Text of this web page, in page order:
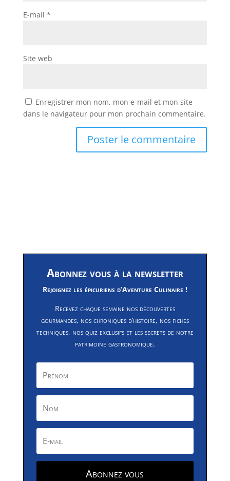
E-mail *
Site web
Enregistrer mon nom, mon e-mail et mon site
dans le navigateur pour mon prochain commentaire.
Abonnez vous à la newsletter
Rejoignez les épicuriens d’Aventure Culinaire !
Recevez chaque semaine nos découvertes
gourmandes, nos chroniques d’histoire, nos fiches
techniques, nos quiz exclusifs et les secrets de notre
patrimoine gastronomique.
Abonnez vous